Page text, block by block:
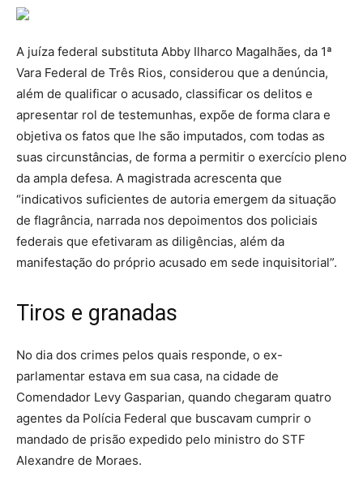
A juíza federal substituta Abby Ilharco Magalhães, da 1ª
Vara Federal de Três Rios, considerou que a denúncia,
além de qualificar o acusado, classificar os delitos e
apresentar rol de testemunhas, expõe de forma clara e
objetiva os fatos que lhe são imputados, com todas as
suas circunstâncias, de forma a permitir o exercício pleno
da ampla defesa. A magistrada acrescenta que
“indicativos suficientes de autoria emergem da situação
de flagrância, narrada nos depoimentos dos policiais
federais que efetivaram as diligências, além da
manifestação do próprio acusado em sede inquisitorial”.
Tiros e granadas
No dia dos crimes pelos quais responde, o ex-
parlamentar estava em sua casa, na cidade de
Comendador Levy Gasparian, quando chegaram quatro
agentes da Polícia Federal que buscavam cumprir o
mandado de prisão expedido pelo ministro do STF
Alexandre de Moraes.